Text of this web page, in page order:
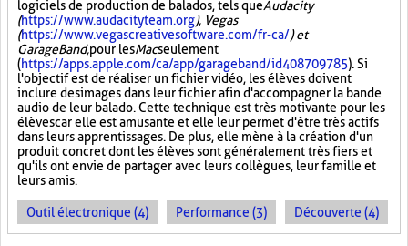
logiciels de production de balados, tels queAudacity
(https://www.audacityteam.org), Vegas
(https://www.vegascreativesoftware.com/fr-ca/) et
GarageBand,pour lesMacseulement
(https://apps.apple.com/ca/app/garageband/id408709785). Si
l'objectif est de réaliser un fichier vidéo, les élèves doivent
inclure des images dans leur fichier afin d'accompagner la bande
audio de leur balado. Cette technique est très motivante pour les
élèves car elle est amusante et elle leur permet d'être très actifs
dans leurs apprentissages. De plus, elle mène à la création d'un
produit concret dont les élèves sont généralement très fiers et
qu'ils ont envie de partager avec leurs collègues, leur famille et
leurs amis.
Outil électronique (4) Performance (3) Découverte (4)